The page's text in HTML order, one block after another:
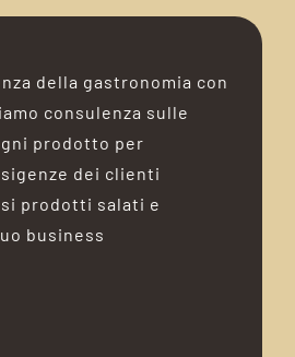
della gastronomia con
consulenza sulle
prodotto per
dei clienti
prodotti salati e
business